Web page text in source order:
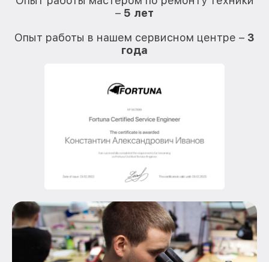
– 5 лет
Опыт работы в нашем сервисном центре – 3
года